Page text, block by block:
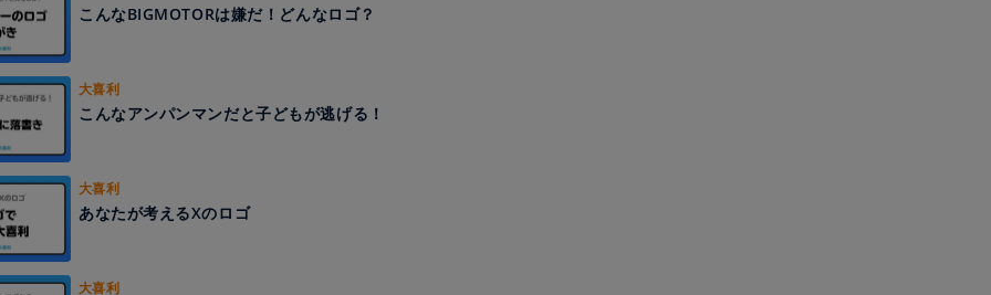
こんなBIGMOTORは嫌だ！どんなロゴ？
大喜利
こんなアンパンマンだと子どもが逃げる！
大喜利
あなたが考えるXのロゴ
大喜利